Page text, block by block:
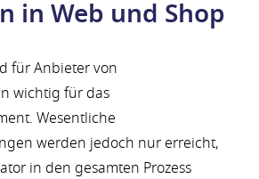
in Web und Shop
für Anbieter von
wichtig für das
Wesentliche
werden jedoch nur erreicht,
in den gesamten Prozess